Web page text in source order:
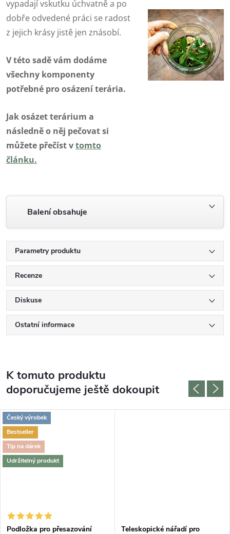
vypadají vskutku úchvatně a po
dobře odvedené práci se radost
z jejich krásy jistě jen znásobí.
V této sadě vám dodáme
všechny komponenty
potřebné pro osázení terária.
Jak osázet terárium a
následně o něj pečovat si
můžete přečíst vtomto
článku.
Balení obsahuje
Parametry produktu
Recenze
Diskuse
Ostatní informace
K tomuto produktu
doporučujeme ještě dokoupit
Český výrobek
Bestseller
Tip na dárek
Udržitelný produkt
Podložka pro přesazování
Teleskopické nářadí pro